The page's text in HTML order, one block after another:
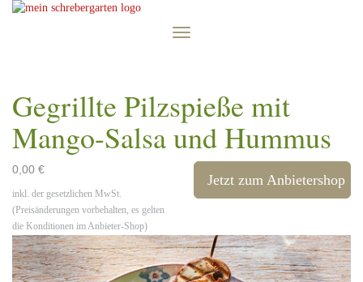
Skip
Toggle
Gegrillte Pilzspieße mit
Mango-Salsa und Hummus
0,00 €
inkl. der gesetzlichen MwSt.
(Preisänderungen vorbehalten, es gelten
die Konditionen im Anbieter-Shop)
Jetzt zum Anbietershop